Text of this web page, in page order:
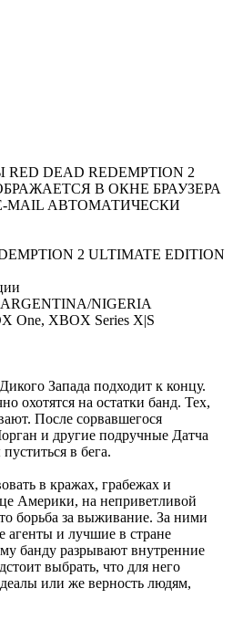
DEAD REDEMPTION 2
В ОКНЕ БРАУЗЕРА
АВТОМАТИЧЕСКИ
2 ULTIMATE EDITION
NIGERIA
One, XBOX Series X|S
Запада подходит к концу.
охотятся на остатки банд. Тех,
После сорвавшегося
и другие подручные Датча
в бега.
в кражах, грабежах и
Америки, на неприветливой
борьба за выживание. За ними
агенты и лучшие в стране
банду разрывают внутренние
выбрать, что для него
или же верность людям,